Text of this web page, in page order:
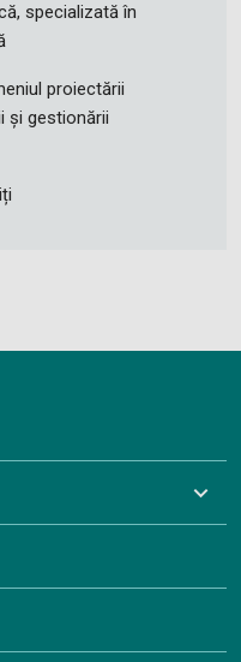
specializată în
proiectării
și gestionării